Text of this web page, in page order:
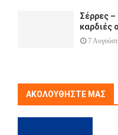
Σέρρες –
καρδιές
7
ΑΚΟΛΟΥΘΉΣΤΕ ΜΑΣ